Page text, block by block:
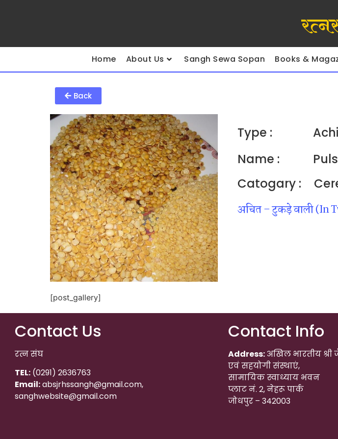
Home About Us Sangh Sewa Sopan Books &
Back
[post_gallery]
Type :
Name :
Catogary :
अचित – टुकड़े वाली (In
Contact Us
रत्न संघ
TEL: (0291) 2636763
Email:absjrhssangh@gmail.com,
sanghwebsite@gmail.com
Contact Info
Address:अखिल भारतीय श्री
एवं सहयोगी संस्थाएं,
सामायिक स्वाध्याय भवन
प्लाट नं. 2, नेहरू पार्क
जोधपुर – 342003